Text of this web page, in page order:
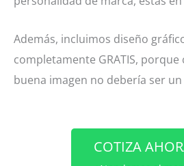
Además, incluimos diseño
completamente GRATIS,
buena imagen no debería ser
COTIZA